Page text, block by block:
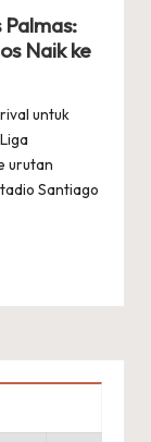
Naik ke
untuk
urutan
Santiago